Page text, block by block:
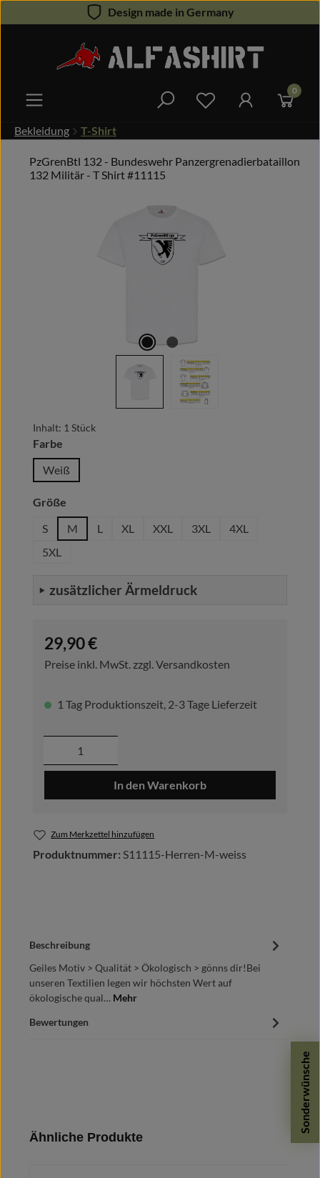
Zum Hauptinhalt springenDesign made in Germany
Du hast 0 0
Bekleidung T-Shirt
PzGrenBtl 132 - Bundeswehr Panzergrenadierbataillon
132 Militär - T Shirt #11115
Inhalt: 1 Stück
Farbe
Weiß
Größe
S
M L XL XXL 3XL
4XL
5XL
zusätzlicher Ärmeldruck
Regulärer Preis:
29,90 €
Preise inkl. MwSt. zzgl. Versandkosten
1 Tag Produktionszeit, 2-3 Tage Lieferzeit
Produkt Anzahl: Gib den gewünschten
In den Warenkorb
Zum Merkzettel hinzufügen
Produktnummer: S11115-Herren-M-weiss
Sonderwünsche
Beschreibung
Geiles Motiv > Qualität > Ökologisch > gönns dir!Bei
unseren Textilien legen wir höchsten Wert auf
ökologische qual… Mehr
Bewertungen
Produktgalerie überspringen
Ähnliche Produkte